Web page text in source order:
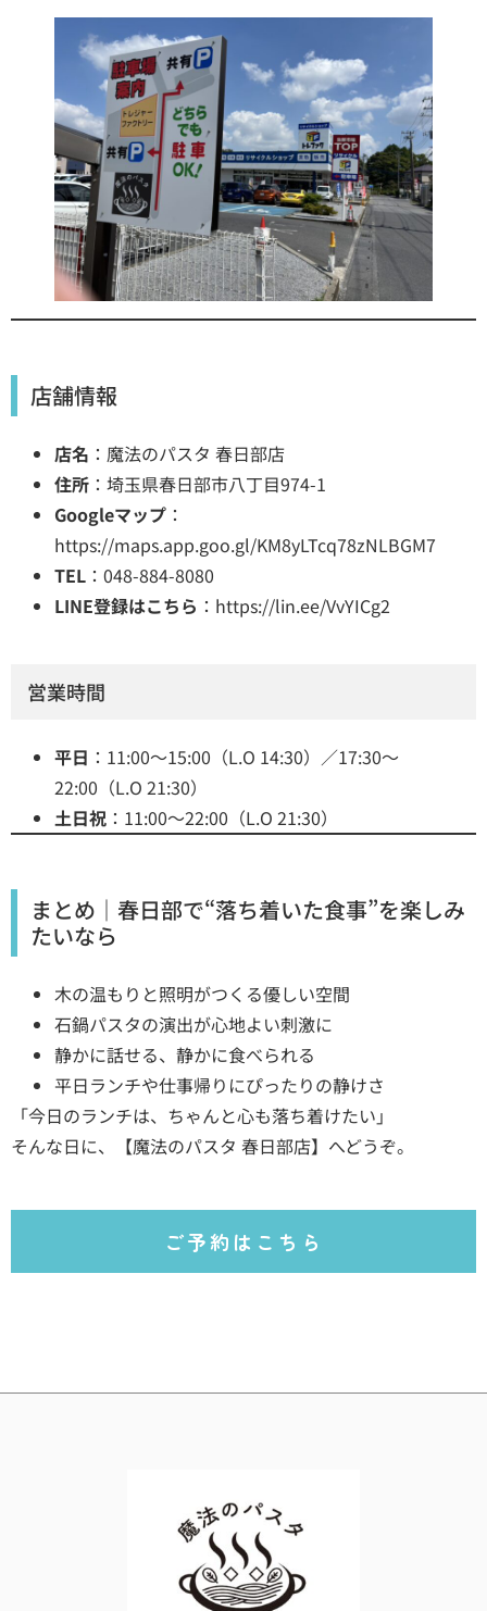
店舗情報
店名 ：魔法のパスタ 春日部店
住所 ：埼玉県春日部市八丁目974-1
Googleマップ ：
https://maps.app.goo.gl/KM8yLTcq78zNLBGM7
TEL ：048-884-8080
LINE登録はこちら ： https://lin.ee/VvYICg2
営業時間
平日 ：11:00～15:00（L.O 14:30）／17:30～
22:00（L.O 21:30）
土日祝 ：11:00～22:00（L.O 21:30）
まとめ｜春日部で“落ち着いた食事”を楽しみ
たいなら
木の温もりと照明がつくる優しい空間
石鍋パスタの演出が心地よい刺激に
静かに話せる、静かに食べられる
平日ランチや仕事帰りにぴったりの静けさ
「今日のランチは、ちゃんと心も落ち着けたい」
そんな日に、【魔法のパスタ 春日部店】へどうぞ。
ご予約はこちら